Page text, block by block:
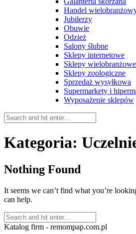
Handel
Jubilerzy
Obuwie
Odzież
Salony ślubne
Sklepy internetowe
Sklepy wielobranżowe
Sklepy zoologiczne
Sprzedaż wysyłkowa
Supermarkety i
Wyposażenie sklepów
Kategoria:
Nothing Found
It seems we can’t find what you’re
can help.
Katalog firm - remompap.com.pl